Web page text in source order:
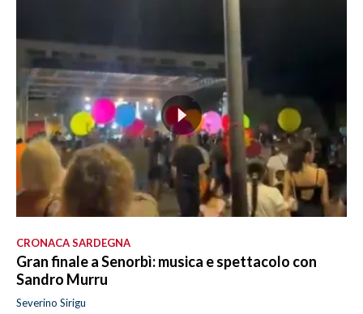
CRONACA SARDEGNA
Gran finale a Senorbì: musica e spettacolo con
Sandro Murru
Severino Sirigu